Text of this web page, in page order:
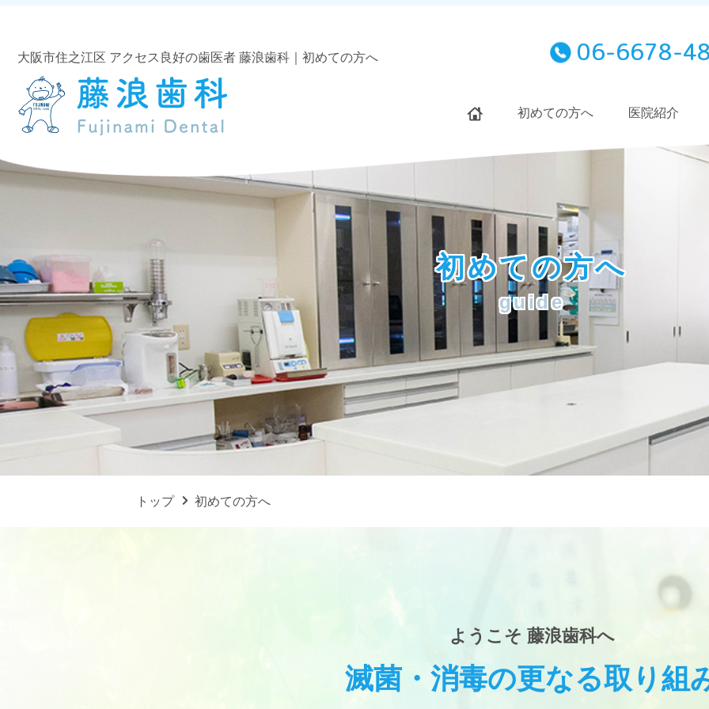
大阪市住之江区 アクセス良好の歯医者 藤浪歯科｜初めての方へ 06-6678-
初めての方へ 医院紹介
初めての方へ
guide
トップ 初めての方へ
ようこそ 藤浪歯科へ
滅菌・消毒の更なる取り組